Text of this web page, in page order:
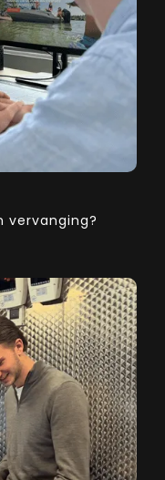
vervanging?